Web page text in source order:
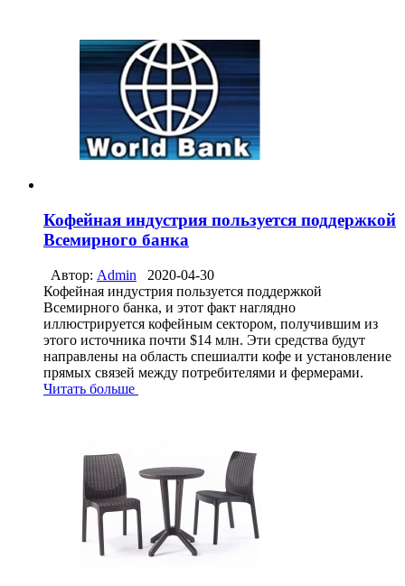
Кофейная индустрия пользуется поддержкой
Всемирного банка
Автор: Admin
2020-04-30
Кофейная индустрия пользуется поддержкой
Всемирного банка, и этот факт наглядно
иллюстрируется кофейным сектором, получившим из
этого источника почти $14 млн. Эти средства будут
направлены на область спешиалти кофе и установление
прямых связей между потребителями и фермерами.
Читать больше